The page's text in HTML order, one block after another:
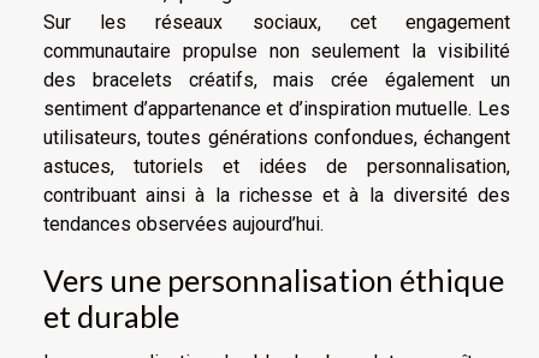
Sur les réseaux sociaux, cet engagement
communautaire propulse non seulement la visibilité
des bracelets créatifs, mais crée également un
sentiment d’appartenance et d’inspiration mutuelle. Les
utilisateurs, toutes générations confondues, échangent
astuces, tutoriels et idées de personnalisation,
contribuant ainsi à la richesse et à la diversité des
tendances observées aujourd’hui.
Vers une personnalisation éthique
et durable